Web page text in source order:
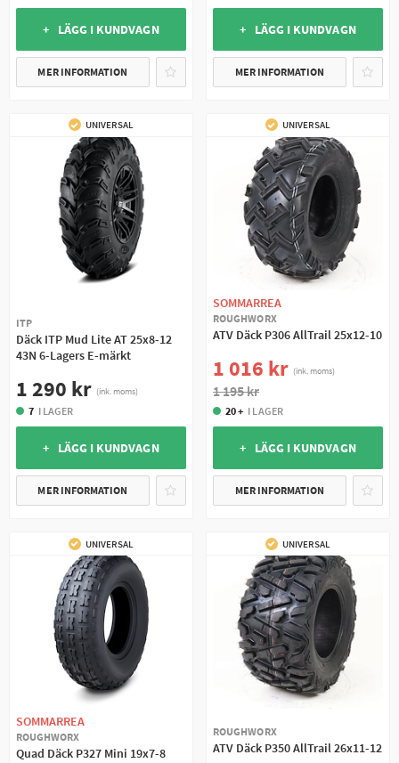
+ LÄGG I KUNDVAGN
MER INFORMATION
+ LÄGG I KUNDVAGN
MER INFORMATION
UNIVERSAL
ITP
Däck ITP Mud Lite AT 25x8-12
43N 6-Lagers E-märkt
1 290 kr (ink. moms)
7 I LAGER
+ LÄGG I KUNDVAGN
MER INFORMATION
UNIVERSAL
SOMMARREA
ROUGHWORX
ATV Däck P306 AllTrail 25x12-10
1 016 kr (ink. moms)
1 195 kr
20 + I LAGER
+ LÄGG I KUNDVAGN
MER INFORMATION
UNIVERSAL
SOMMARREA
ROUGHWORX
Quad Däck P327 Mini 19x7-8
UNIVERSAL
ROUGHWORX
ATV Däck P350 AllTrail 26x11-12